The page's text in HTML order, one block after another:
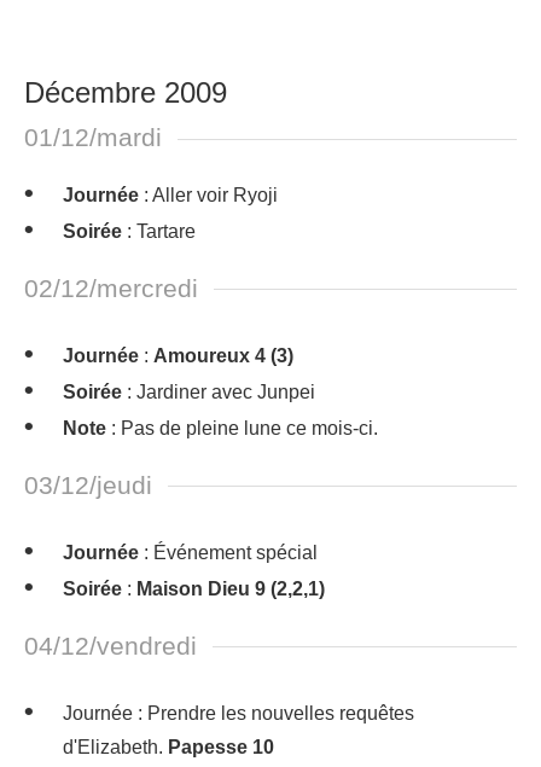
Décembre 2009
01/12/mardi
Journée : Aller voir Ryoji
Soirée : Tartare
02/12/mercredi
Journée : Amoureux 4 (3)
Soirée : Jardiner avec Junpei
Note : Pas de pleine lune ce mois-ci.
03/12/jeudi
Journée : Événement spécial
Soirée : Maison Dieu 9 (2,2,1)
04/12/vendredi
Journée : Prendre les nouvelles requêtes
d'Elizabeth. Papesse 10